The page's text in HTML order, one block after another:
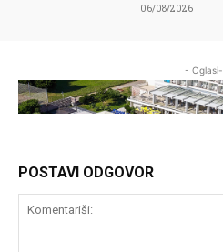
06/08/2026
- Oglasi-
POSTAVI ODGOVOR